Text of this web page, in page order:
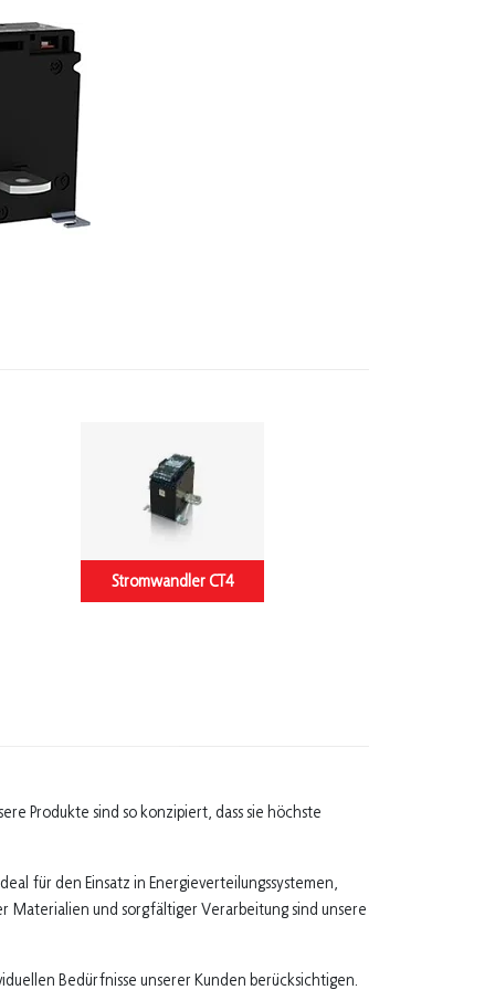
Stromwandler CT4
Produkte sind so konzipiert, dass sie höchste
für den Einsatz in Energieverteilungssystemen,
und sorgfältiger Verarbeitung sind unsere
Bedürfnisse unserer Kunden berücksichtigen.